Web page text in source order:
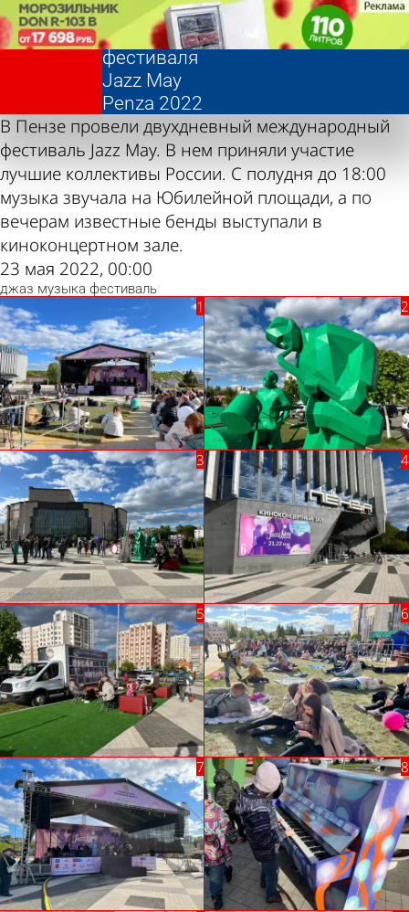
Яркие
моменты
фестиваля
Jazz May
Penza 2022
Фотолента,
«Культура»
В Пензе провели двухдневный международный
фестиваль Jazz May. В нем приняли участие
лучшие коллективы России. С полудня до 18:00
музыка звучала на Юбилейной площади, а по
вечерам известные бенды выступали в
киноконцертном зале.
23 мая 2022, 00:00
джаз музыка фестиваль
Яркие
моменты
фестиваля
Jazz May
Penza 2022
Фотолента,
«Культура»